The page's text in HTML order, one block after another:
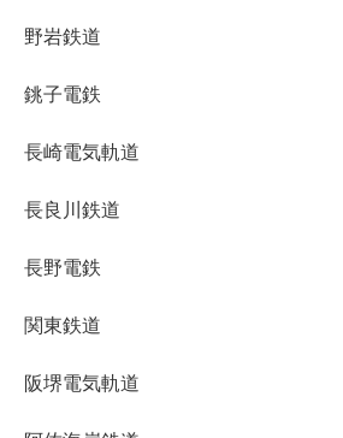
野岩鉄道
銚子電鉄
長崎電気軌道
長良川鉄道
長野電鉄
関東鉄道
阪堺電気軌道